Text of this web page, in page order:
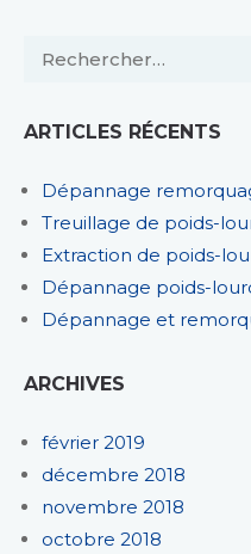
Rechercher :
ARTICLES RÉCENTS
Dépannage
Treuillage de poids-
Extraction de poids-
Dépannage poids-
Dépannage et
ARCHIVES
février 2019
décembre 2018
novembre 2018
octobre 2018